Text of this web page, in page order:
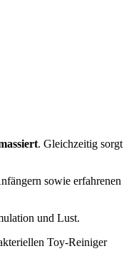
. Gleichzeitig sorgt
sowie erfahrenen
und Lust.
Toy-Reiniger